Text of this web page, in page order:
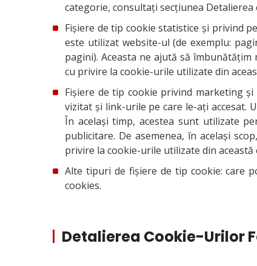
categorie, consultaţi secţiunea
Fișiere de tip cookie statistice și privind
este utilizat website-ul (de exemplu:
pagini). Aceasta ne ajută să
cu privire la cookie-urile utilizate din
Fișiere de tip cookie privind marketing
vizitat și link-urile pe care le-ați accesat.
În același timp, acestea sunt utilizate
publicitare. De asemenea, în același
privire la cookie-urile utilizate din
Alte tipuri de fișiere de tip cookie: care
cookies.
Detalierea Cookie-Urilor